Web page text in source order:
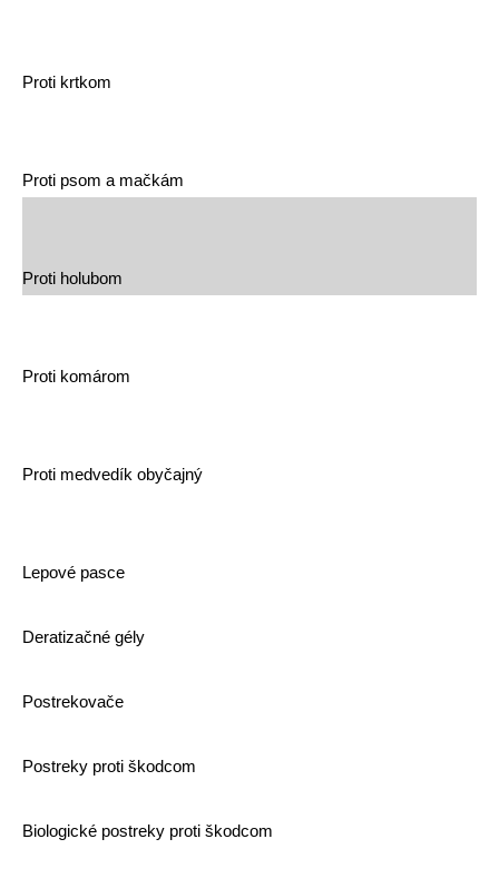
Proti krtkom
Proti psom a mačkám
Proti holubom
Proti komárom
Proti medvedík obyčajný
Lepové pasce
Deratizačné gély
Postrekovače
Postreky proti škodcom
Biologické postreky proti škodcom